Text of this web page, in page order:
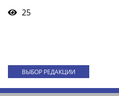
25
ВЫБОР РЕДАКЦИИ